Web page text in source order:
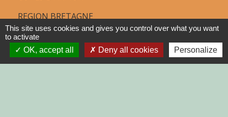
REGION BRETAGNE
DEMARCHES
ADMINISTRATIVES SUR Service-
public.fr
This site uses cookies and gives you control over what you want
to activate
OK, accept all
Deny all cookies Personalize